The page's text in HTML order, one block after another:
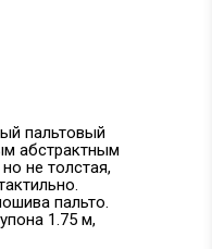
пальтовый
абстрактным
не толстая,
пальто.
1.75 м,